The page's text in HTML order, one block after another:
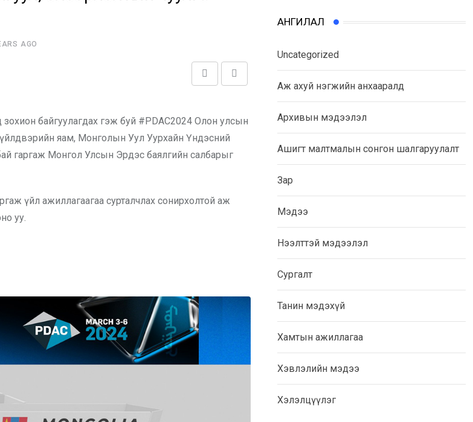
AGO
байгуулагдах гэж буй #PDAC2024 Олон улсын
үйлдвэрийн яам, Монголын Уул Уурхайн Үндэсний
гаргаж Монгол Улсын Эрдэс баялгийн салбарыг
үйл ажиллагаагаа сурталчлах сонирхолтой аж
уу.
АНГИЛАЛ
Uncategorized
Аж ахуй нэгжийн анхааралд
Архивын мэдээлэл
Ашигт малтмалын сонгон шалгаруулалт
Зар
Мэдээ
Нээлттэй мэдээлэл
Сургалт
Танин мэдэхүй
Хамтын ажиллагаа
Хэвлэлийн мэдээ
Хэлэлцүүлэг